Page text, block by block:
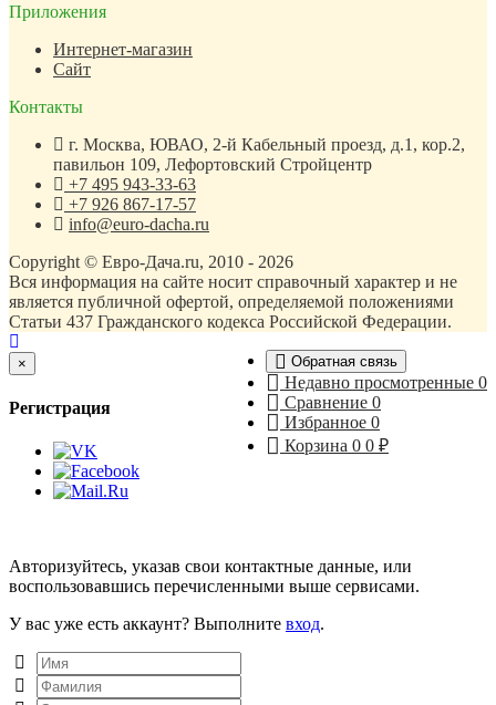
Приложения
Интернет-магазин
Сайт
Контакты
г. Москва, ЮВАО, 2-й Кабельный проезд, д.1, кор.2,
павильон 109, Лефортовский Стройцентр
+7 495 943-33-63
+7 926 867-17-57
info@euro-dacha.ru
Copyright © Евро-Дача.ru, 2010 - 2026
Вся информация на сайте носит справочный характер и не
является публичной офертой, определяемой положениями
Статьи 437 Гражданского кодекса Российской Федерации.
Обратная связь
Недавно просмотренные 0
Сравнение 0
Избранное 0
Корзина 0 0 ₽
×
Регистрация
Авторизуйтесь, указав свои контактные данные, или
воспользовавшись перечисленными выше сервисами.
У вас уже есть аккаунт? Выполните вход.